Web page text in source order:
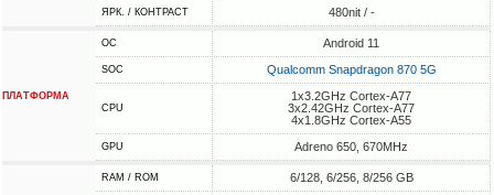
ЯРК. / КОНТРАСТ 480nit / -
ПЛАТФОРМА
ОС Android 11
SOC Qualcomm Snapdragon 870 5G
CPU
1x3.2GHz Cortex-A77
3x2.42GHz Cortex-A77
4x1.8GHz Cortex-A55
GPU Adreno 650, 670MHz
RAM / ROM 6/128, 6/256, 8/256 GB